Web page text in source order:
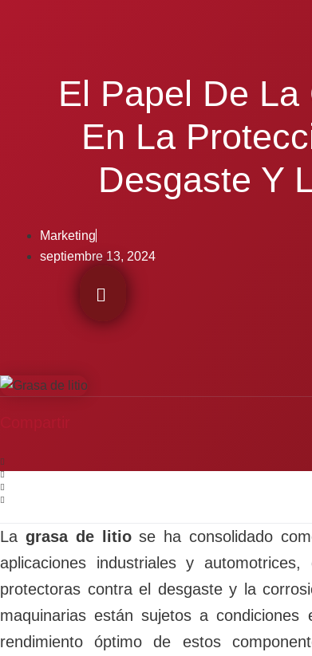
El Papel De
En La
Desgaste Y
Marketing
septiembre 13, 2024
La grasa de litiose ha consolidado
aplicaciones industriales y
protectoras contra el desgaste y la
maquinarias están sujetos a
rendimiento óptimo de estos